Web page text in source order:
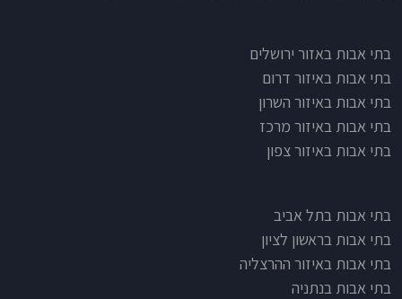
בתי אבות לפי אזורים
בתי אבות באזור ירושלים
בתי אבות באיזור דרום
בתי אבות באיזור השרון
בתי אבות באיזור מרכז
בתי אבות באיזור צפון
בתי אבות בתל אביב
בתי אבות בראשון לציון
בתי אבות באיזור ההרצליה
בתי אבות בנתניה